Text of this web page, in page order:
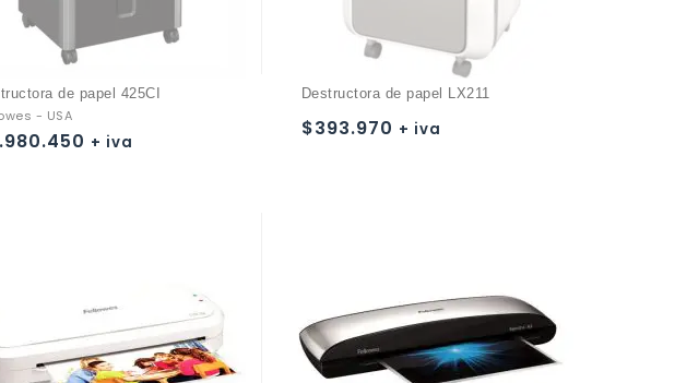
de papel 425CI
- USA
+ iva
Destructora de papel LX211
$393.970 + iva